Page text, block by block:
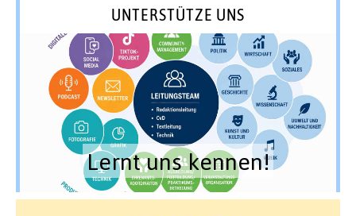
UNTERSTÜTZE UNS
Lernt uns kennen!